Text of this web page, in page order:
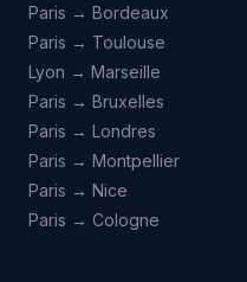
Paris → Bordeaux
Paris → Toulouse
Lyon → Marseille
Paris → Bruxelles
Paris → Londres
Paris → Montpellier
Paris → Nice
Paris → Cologne